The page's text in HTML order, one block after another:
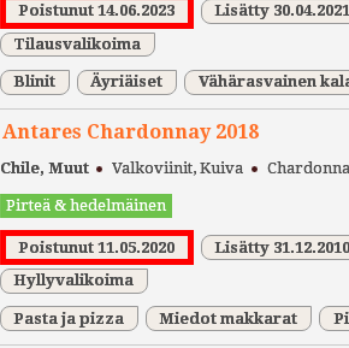
Poistunut 14.06.2023 Lisätty 30.04.2021
Tilausvalikoima
Blinit Äyriäiset Vähärasvainen
Antares Chardonnay 2018
Chile, Muut Valkoviinit, Kuiva
Pirteä & hedelmäinen
Poistunut 11.05.2020 Lisätty 31.12.2010
Hyllyvalikoima
Pasta ja pizza Miedot makkarat